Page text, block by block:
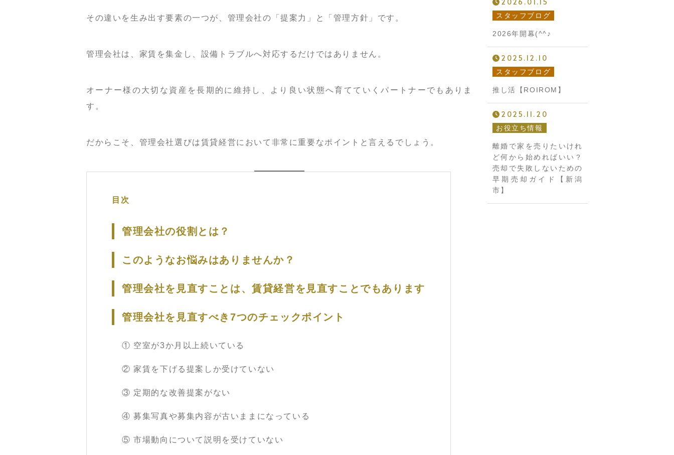
その違いを生み出す要素の一つが、管理会社の「提案力」と「管理方針」です。
管理会社は、家賃を集金し、設備トラブルへ対応するだけではありません。
オーナー様の大切な資産を長期的に維持し、より良い状態へ育てていくパートナーでもありま
す。
だからこそ、管理会社選びは賃貸経営において非常に重要なポイントと言えるでしょう。
目次
管理会社の役割とは？
このようなお悩みはありませんか？
管理会社を見直すことは、賃貸経営を見直すことでもあります
管理会社を見直すべき7つのチェックポイント
① 空室が3か月以上続いている
② 家賃を下げる提案しか受けていない
③ 定期的な改善提案がない
④ 募集写真や募集内容が古いままになっている
⑤ 市場動向について説明を受けていない
スタッフブログ
2026年開幕(^^♪
2025.12.10
スタッフブログ
推し活【ROIROM】
2025.11.20
お役立ち情報
離婚で家を売りたいけれ
ど何から始めればいい？
売却で失敗しないための
早期売却ガイド【新潟
市】